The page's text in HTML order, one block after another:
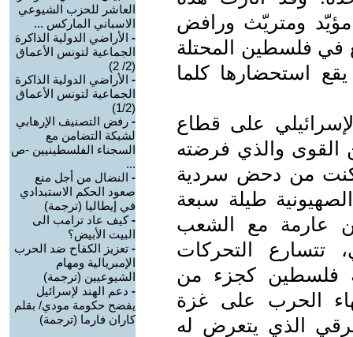
ومتريّث ورافض
في فلسطين المحتلة
استحضارها كلما
على قطاع
القوى والذي فرضته
من دحض سردية
طيلة سبعة
عارمة مع الشعب
تتسارع التحركات
فلسطين كجزء من
الحرب على غزة
الذي يتعرض له
العاشر للحزب الشيوعي
الاسباني الماركس ...
- الأراضي الدولية الذاكرة
الجماعية لتونس الأعماق
(2/ 2)
- الأراضي الدولية الذاكرة
الجماعية لتونس الأعماق
(1/2)
- رفض التصنيف الإرهابي
لشبكة التضامن مع
السجناء الفلسطينيين -ص
...
- النضال من أجل منع
صعود الحكم الاستبدادي
في إيطاليا (ترجمة)
-كيف عاد ترامب الى
البيت الأبيض؟
- تعزيز الكفاح ضد الحرب
الإمبريالية ومهام
الشيوعيين (ترجمة)
- دعم الهند لإسرائيل
يفضح حكومة مودي/ بقلم
كاران فارما (ترجمة)